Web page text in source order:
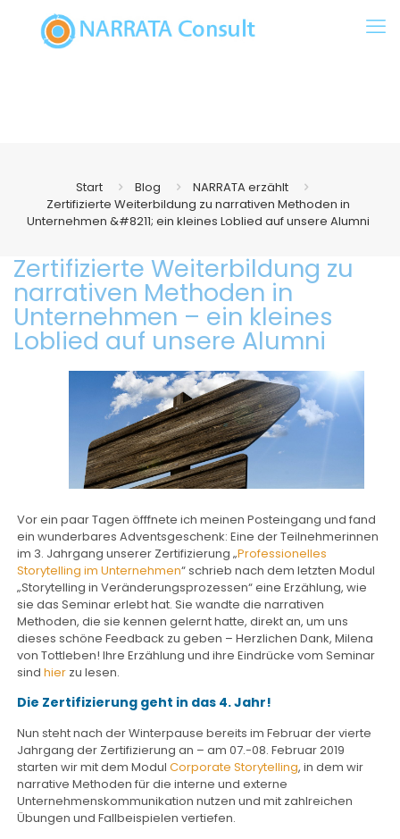
Start Blog
NARRATA erzählt
Zertifizierte Weiterbildung zu narrativen Methoden in
Unternehmen &#8211; ein kleines Loblied auf unsere Alumni
Zertifizierte Weiterbildung zu
narrativen Methoden in
Unternehmen – ein kleines
Loblied auf unsere Alumni
Vor ein paar Tagen öfffnete ich meinen Posteingang und fand
ein wunderbares Adventsgeschenk: Eine der Teilnehmerinnen
im 3. Jahrgang unserer Zertifizierung „Professionelles
Storytelling im Unternehmen“ schrieb nach dem letzten Modul
„Storytelling in Veränderungsprozessen“ eine Erzählung, wie
sie das Seminar erlebt hat. Sie wandte die narrativen
Methoden, die sie kennen gelernt hatte, direkt an, um uns
dieses schöne Feedback zu geben – Herzlichen Dank, Milena
von Tottleben! Ihre Erzählung und ihre Eindrücke vom Seminar
sindhier zu lesen.
Die Zertifizierung geht in das 4. Jahr!
Nun steht nach der Winterpause bereits im Februar der vierte
Jahrgang der Zertifizierung an – am 07.-08. Februar 2019
starten wir mit dem ModulCorporate Storytelling, in dem wir
narrative Methoden für die interne und externe
Unternehmenskommunikation nutzen und mit zahlreichen
Übungen und Fallbeispielen vertiefen.